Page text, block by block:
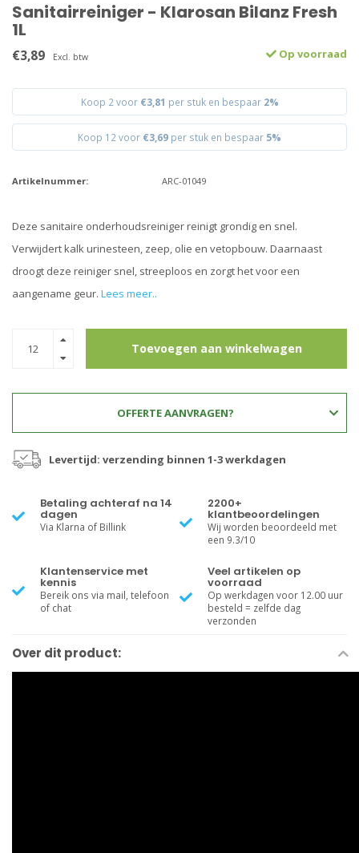
Sanitairreiniger - Klarosan Bilanz Fresh
1L
€3,89 Excl. btw Op voorraad
Koop 2 voor €3,81 per stuk en bespaar 2%
Koop 12 voor €3,69 per stuk en bespaar 5%
Artikelnummer: ARC-01049
Deze sanitaire onderhoudsreiniger reinigt grondig en snel.
Verwijdert kalk urinesteen, zeep, olie en vetopbouw. Daarnaast
droogt deze reiniger snel, streeploos en zorgt het voor een
aangename geur. Lees meer..
Toevoegen aan winkelwagen
OFFERTE AANVRAGEN?
Levertijd: verzending binnen 1-3 werkdagen
Betaling achteraf na 14
dagen
Via Klarna of Billink
2200+
klantbeoordelingen
Wij worden beoordeeld met
een 9.3/10
Klantenservice met
kennis
Bereik ons via mail, telefoon
of chat
Veel artikelen op
voorraad
Op werkdagen voor 12.00 uur
besteld = zelfde dag
verzonden
Over dit product: